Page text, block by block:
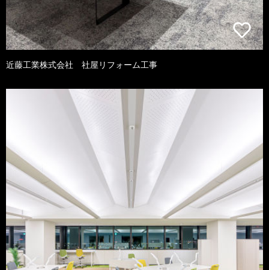
近藤工業株式会社 社屋リフォーム工事